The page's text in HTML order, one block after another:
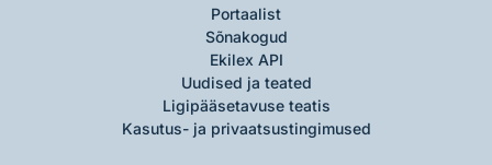
Portaalist
Sõnakogud
Ekilex API
Uudised ja teated
Ligipääsetavuse teatis
Kasutus- ja privaatsustingimused